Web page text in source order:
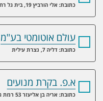
כתובת: אלי הורביץ 19, בית גל רחובות 7608802
עולם אוטומטי בע"מ
כתובת: דליה 7, נצרת עילית
א.פ. בקרת מנועים
כתובת: אריה בן אליעזר 53 רמת גן